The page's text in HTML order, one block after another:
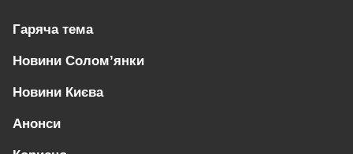
Гаряча тема
Новини Солом’янки
Новини Києва
Анонси